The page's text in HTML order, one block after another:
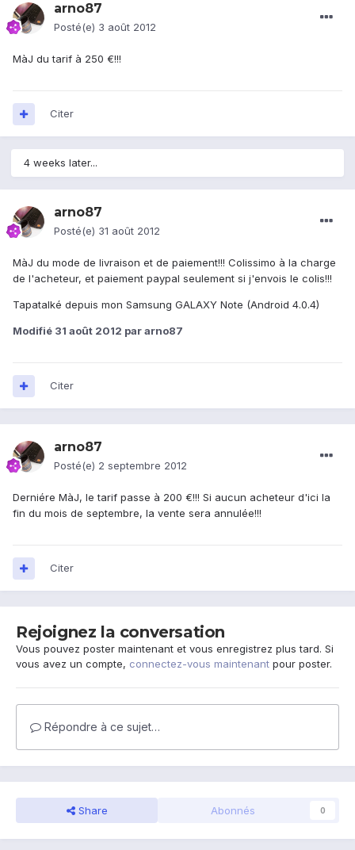
arno87
Posté(e) 3 août 2012
MàJ du tarif à 250 €!!!
Citer
4 weeks later...
arno87
Posté(e) 31 août 2012
MàJ du mode de livraison et de paiement!!! Colissimo à la charge
de l'acheteur, et paiement paypal seulement si j'envois le colis!!!
Tapatalké depuis mon Samsung GALAXY Note (Android 4.0.4)
Modifié 31 août 2012 par arno87
Citer
arno87
Posté(e) 2 septembre 2012
Derniére MàJ, le tarif passe à 200 €!!! Si aucun acheteur d'ici la
fin du mois de septembre, la vente sera annulée!!!
Citer
Rejoignez la conversation
Vous pouvez poster maintenant et vous enregistrez plus tard. Si
vous avez un compte, connectez-vous maintenant pour poster.
Répondre à ce sujet…
Share Abonnés 0